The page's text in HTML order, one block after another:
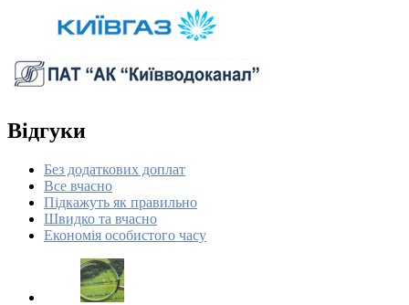
Відгуки
Без додаткових доплат
Все вчасно
Підкажуть як правильно
Швидко та вчасно
Економія особистого часу